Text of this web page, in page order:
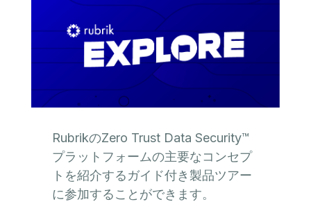
RubrikのZero Trust Data Security™
プラットフォームの主要なコンセプ
トを紹介するガイド付き製品ツアー
に参加することができます。